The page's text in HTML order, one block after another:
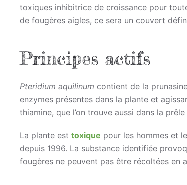
toxiques inhibitrice de croissance pour
de fougères aigles, ce sera un couvert
Principes actifs
Pteridium aquilinum contient de la
enzymes présentes dans la plante et
thiamine, que l’on trouve aussi dans la
La plante est toxique pour les hommes et
depuis 1996. La substance identifiée
fougères ne peuvent pas être récoltées en